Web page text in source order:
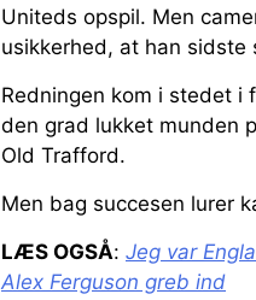
Uniteds opspil. Men
usikkerhed, at han sidste
Redningen kom i stedet
den grad lukket munden
Old Trafford.
Men bag succesen lurer
LÆS OGSÅ: Jeg var
Alex Ferguson greb ind